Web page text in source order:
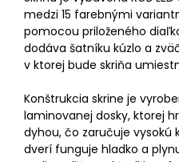
medzi 15 farebnými
pomocou priloženého
dodáva šatníku kúzlo a
v ktorej bude skriňa
Konštrukcia skrine je
laminovanej dosky, ktorej
dyhou, čo zaručuje vysokú
dverí funguje hladko a